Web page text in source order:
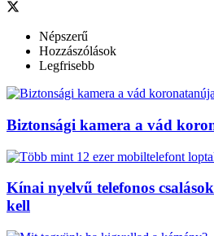
Népszerű
Hozzászólások
Legfrisebb
Biztonsági kamera a vád
Kínai nyelvű telefonos
kell